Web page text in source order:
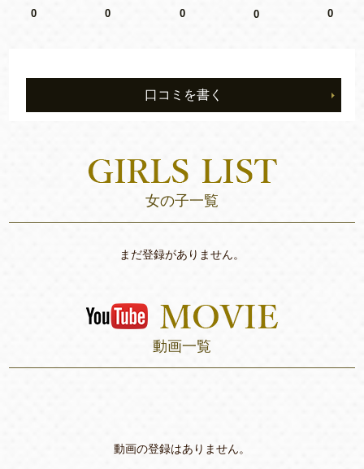
0
0
0
0
0
口コミを書く
女の子一覧
まだ登録がありません。
動画一覧
動画の登録はありません。